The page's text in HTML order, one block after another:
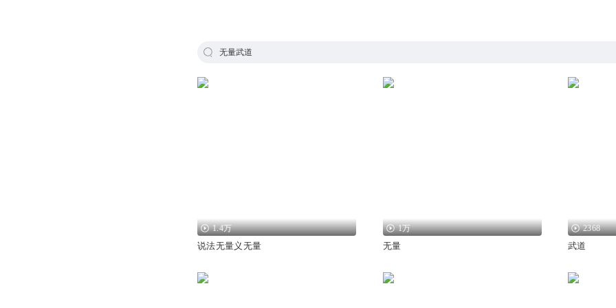
无量武道
1.4万
说法无量义无量
1万
无量
2368
武道